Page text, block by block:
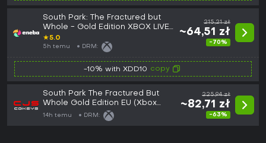
South Park: The Fractured but
Whole - Gold Edition XBOX LIVE
Key EUROPE
★5.0
5h temu DRM:
215,21 zł
~64,51 zł
-70%
-10% with XDD10 copy
South Park The Fractured But
Whole Gold Edition EU (Xbox
One/Series) (Europe)
14h temu DRM:
225,94 zł
~82,71 zł
-63%